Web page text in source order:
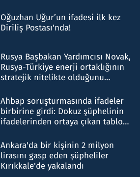
Oğuzhan Uğur’un ifadesi ilk kez
Diriliş Postası'nda!
Rusya Başbakan Yardımcısı Novak,
Rusya-Türkiye enerji ortaklığının
stratejik nitelikte olduğunu
Ahbap soruşturmasında ifadeler
birbirine girdi: Dokuz şüphelinin
ifadelerinden ortaya çıkan tablo
Ankara'da bir kişinin 2 milyon
lirasını gasp eden şüpheliler
Kırıkkale'de yakalandı